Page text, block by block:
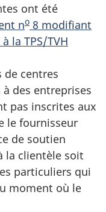
ont été
no 8 modifiant
la TPS/TVH
de centres
des entreprises
pas inscrites aux
le fournisseur
de soutien
la clientèle soit
particuliers qui
moment où le